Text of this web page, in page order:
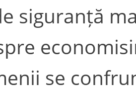
siguranță
se